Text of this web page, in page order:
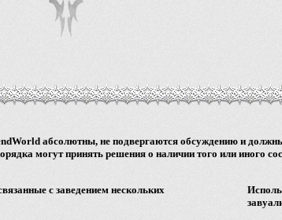
абсолютны, не подвергаются обсуждению и
могут принять решения о наличии того или иного
с заведением нескольких